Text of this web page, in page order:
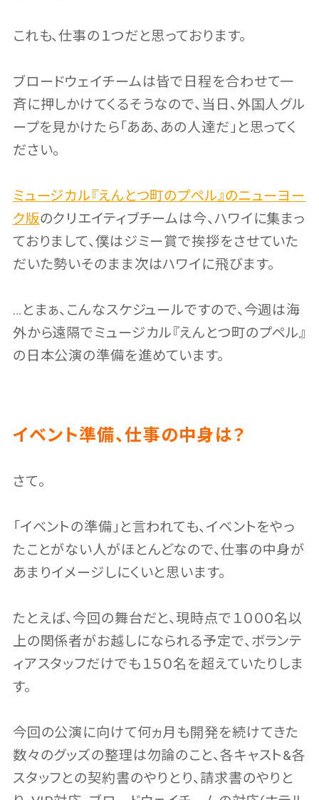
これも、仕事の１つだと思っております。
ブロードウェイチームは皆で日程を合わせて一
斉に押しかけてくるそうなので、当日、外国人グル
ープを見かけたら「ああ、あの人達だ」と思ってく
ださい。
ミュージカル『えんとつ町のプペル』のニューヨー
ク版のクリエイティブチームは今、ハワイに集まっ
ておりまして、僕はジミー賞で挨拶をさせていた
だいた勢いそのまま次はハワイに飛びます。
…とまぁ、こんなスケジュールですので、今週は海
外から遠隔でミュージカル『えんとつ町のプペル』
の日本公演の準備を進めています。
イベント準備、仕事の中身は？
さて。
「イベントの準備」と言われても、イベントをやっ
たことがない人がほとんどなので、仕事の中身が
あまりイメージしにくいと思います。
たとえば、今回の舞台だと、現時点で１０００名以
上の関係者がお越しになられる予定で、ボランテ
ィアスタッフだけでも１５０名を超えていたりしま
す。
今回の公演に向けて何ヵ月も開発を続けてきた
数々のグッズの整理は勿論のこと、各キャスト&各
スタッフとの契約書のやりとり、請求書のやりと